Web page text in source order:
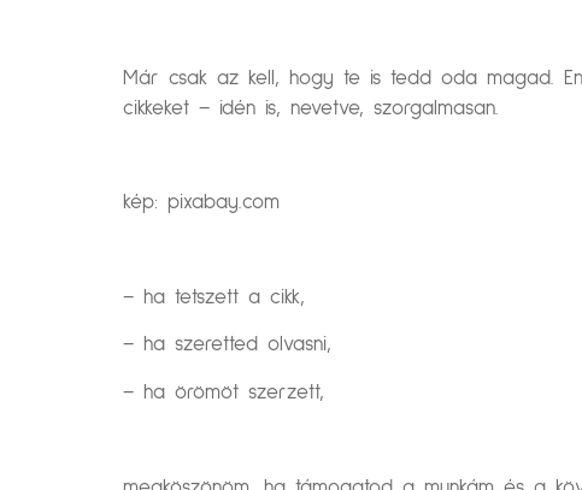
Már csak az kell, hogy te is tedd oda magad.
cikkeket – idén is, nevetve, szorgalmasan.
kép: pixabay.com
– ha tetszett a cikk,
– ha szeretted olvasni,
– ha örömöt szerzett,